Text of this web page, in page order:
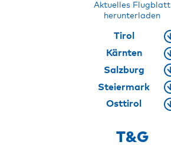
Aktuelles Flugblatt
herunterladen
Tirol
Kärnten
Salzburg
Steiermark
Osttirol
T&G